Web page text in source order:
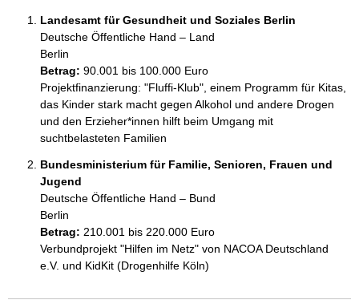
Landesamt für Gesundheit und Soziales Berlin
Deutsche Öffentliche Hand – Land
Berlin
Betrag: 90.001 bis 100.000 Euro
Projektfinanzierung: "Fluffi-Klub", einem Programm für Kitas,
das Kinder stark macht gegen Alkohol und andere Drogen
und den Erzieher*innen hilft beim Umgang mit
suchtbelasteten Familien
Bundesministerium für Familie, Senioren, Frauen und
Jugend
Deutsche Öffentliche Hand – Bund
Berlin
Betrag: 210.001 bis 220.000 Euro
Verbundprojekt "Hilfen im Netz" von NACOA Deutschland
e.V. und KidKit (Drogenhilfe Köln)